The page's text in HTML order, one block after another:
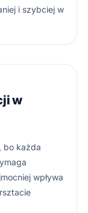
i szybciej w
w
bo każda
wpływa